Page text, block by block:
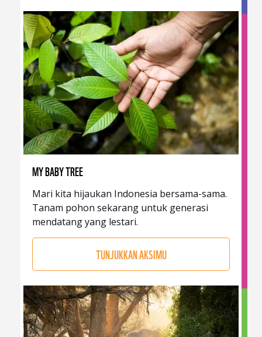
MY BABY TREE
Mari kita hijaukan Indonesia bersama-sama.
Tanam pohon sekarang untuk generasi
mendatang yang lestari.
TUNJUKKAN AKSIMU